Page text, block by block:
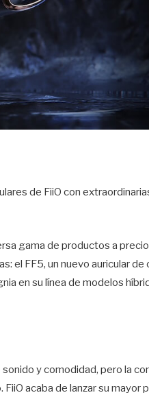
de FiiO con
gama de productos a
el FF5, un nuevo auricular de
en su línea de modelos
y comodidad, pero la
acaba de lanzar su mayor